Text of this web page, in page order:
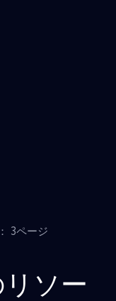
3ページ
ソー